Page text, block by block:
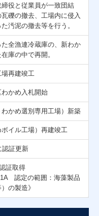
役と従業員が一致団結
礫の撤去、工場内に侵入
汚泥の撤去等を行う。
全漁連冷蔵庫の、新わか
庫の中で再開。
再建竣工
かめ入札開始
かめ選別専用工場）新築
イル工場）再建竣工
認証更新
証取得
認定の範囲：海藻製品
の製造》